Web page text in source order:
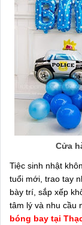
Cửa
Tiệc sinh nhật
tuổi mới, trao tay
bày trí, sắp xếp
tâm lý và nhu cầu
bóng bay tại